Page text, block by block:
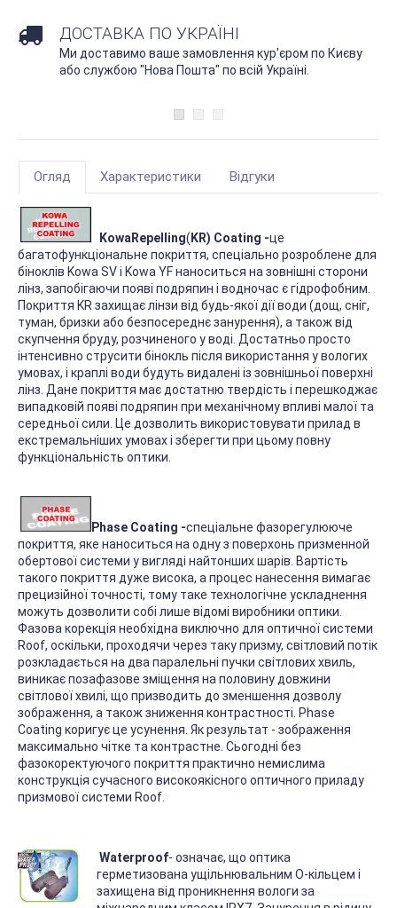
ДОСТАВКА ПО УКРАЇНІ
Ми доставимо ваше замовлення кур'єром по Києву
або службою "Нова Пошта" по всій Україні.
Огляд Характеристики Відгуки
KowaRepelling( KR) Coating -це
багатофункціональне покриття, спеціально розроблене для
біноклів Kowa SV і Kowa YF наноситься на зовнішні сторони
лінз, запобігаючи появі подряпин і водночас є гідрофобним.
Покриття KR захищає лінзи від будь-якої дії води (дощ, сніг,
туман, бризки або безпосереднє занурення), а також від
скупчення бруду, розчиненого у воді. Достатньо просто
інтенсивно струсити бінокль після використання у вологих
умовах, і краплі води будуть видалені із зовнішньої поверхні
лінз. Дане покриття має достатню твердість і перешкоджає
випадковій появі подряпин при механічному впливі малої та
середньої сили. Це дозволить використовувати прилад в
екстремальніших умовах і зберегти при цьому повну
функціональність оптики.
Phase Coating -спеціальне фазорегулююче
покриття, яке наноситься на одну з поверхонь призменной
обертової системи у вигляді найтонших шарів. Вартість
такого покриття дуже висока, а процес нанесення вимагає
прецизійної точності, тому таке технологічне ускладнення
можуть дозволити собі лише відомі виробники оптики.
Фазова корекція необхідна виключно для оптичної системи
Roof, оскільки, проходячи через таку призму, світловий потік
розкладається на два паралельні пучки світлових хвиль,
виникає позафазове зміщення на половину довжини
світлової хвилі, що призводить до зменшення дозволу
зображення, а також зниження контрастності. Phase
Coating коригує це усунення. Як результат - зображення
максимально чітке та контрастне. Сьогодні без
фазокоректуючого покриття практично немислима
конструкція сучасного високоякісного оптичного приладу
призмової системи Roof.
Waterproof- означає, що оптика
герметизована ущільнювальним О-кільцем і
захищена від проникнення вологи за